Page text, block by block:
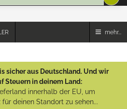
mehr...
sicher aus Deutschland. Und wir
Steuern in deinem Land:
innerhalb der EU, um
deinen Standort zu sehen...